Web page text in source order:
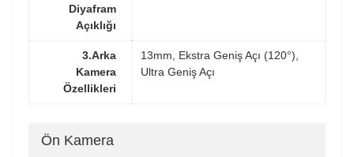
Diyafram
Açıklığı
3.Arka
Kamera
Özellikleri
13mm, Ekstra Geniş Açı (120°),
Ultra Geniş Açı
Ön Kamera